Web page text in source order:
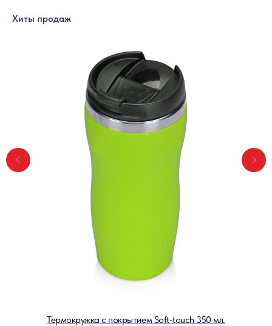
Хиты продаж
Термокружка с покрытием Soft-touch 350 мл.